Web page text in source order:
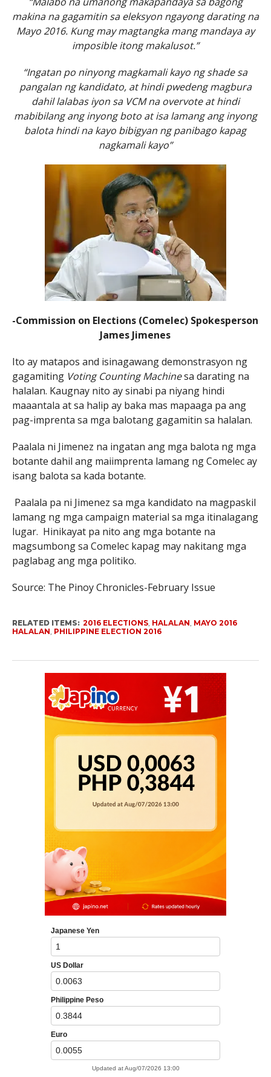
makina na gagamitin sa eleksyon ngayong darating na
Mayo 2016. Kung may magtangka mang mandaya ay
imposible itong makalusot.”
“Ingatan po ninyong magkamali kayo ng shade sa
pangalan ng kandidato, at hindi pwedeng magbura
dahil lalabas iyon sa VCM na overvote at hindi
mabibilang ang inyong boto at isa lamang ang inyong
balota hindi na kayo bibigyan ng panibago kapag
nagkamali kayo”
-Commission on Elections (Comelec) Spokesperson
James Jimenes
Ito ay matapos and isinagawang demonstrasyon ng
gagamitingVoting Counting Machinesa darating na
halalan. Kaugnay nito ay sinabi pa niyang hindi
maaantala at sa halip ay baka mas mapaaga pa ang
pag-imprenta sa mga balotang gagamitin sa halalan.
Paalala ni Jimenez na ingatan ang mga balota ng mga
botante dahil ang maiimprenta lamang ng Comelec ay
isang balota sa kada botante.
Paalala pa ni Jimenez sa mga kandidato na magpaskil
lamang ng mga campaign material sa mga itinalagang
lugar. Hinikayat pa nito ang mga botante na
magsumbong sa Comelec kapag may nakitang mga
paglabag ang mga politiko.
Source: The Pinoy Chronicles-February Issue
RELATED ITEMS: 2016 ELECTIONS, HALALAN MAYO 2016
HALALAN PHILIPPINE ELECTION 2016